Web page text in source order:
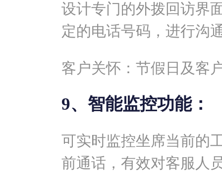
设计专门的外拨回访界
定的电话号码，进行沟
客户关怀：节假日及客
9、智能监控功能：
可实时监控坐席当前的
前通话，有效对客服人